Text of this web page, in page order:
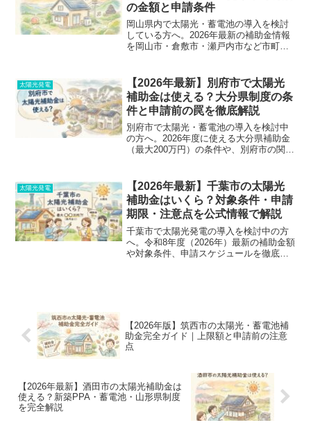
の金額と申請条件
岡山県内で太陽光・蓄電池の導入を検討
している方へ。2026年最新の補助金情報
を岡山市・倉敷市・瀬戸内市など市町村
意点も網羅しています。
太陽光発電
【2026年最新】別府市で太陽光
補助金は使える？大分県制度の条
件と申請前の罠を徹底解説
別府市で太陽光・蓄電池の導入を検討中
の方へ。2026年度に使える大分県補助金
（最大200万円）の条件や、別府市の関連
ポイントと正しい手順をまとめました。
太陽光発電
【2026年最新】千葉市の太陽光
補助金はいくら？対象条件・申請
期限・注意点を公式情報で解説
千葉市で太陽光発電の導入を検討中の方
へ。令和8年度（2026年）最新の補助金額
や対象条件、申請スケジュールを徹底解
【2026年版】筑西市の太陽光・蓄電池補
助金完全ガイド｜上限額と申請前の注意
点
【2026年最新】酒田市の太陽光補助金は
使える？新築PPA・蓄電池・山形県制度
を完全解説